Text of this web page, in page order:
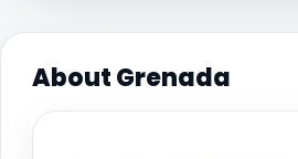
About Grenada